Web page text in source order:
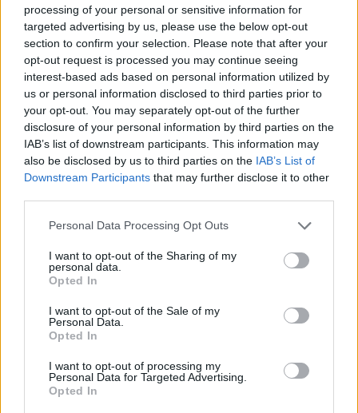
processing of your personal or sensitive information for
targeted advertising by us, please use the below opt-out
section to confirm your selection. Please note that after your
opt-out request is processed you may continue seeing
interest-based ads based on personal information utilized by
us or personal information disclosed to third parties prior to
your opt-out. You may separately opt-out of the further
disclosure of your personal information by third parties on the
IAB’s list of downstream participants. This information may
also be disclosed by us to third parties on the IAB’s List of
Downstream Participants that may further disclose it to other
Personal Data Processing Opt Outs
I want to opt-out of the Sharing of my
personal data.
Opted In
I want to opt-out of the Sale of my
Personal Data.
Opted In
I want to opt-out of processing my
Personal Data for Targeted Advertising.
Opted In